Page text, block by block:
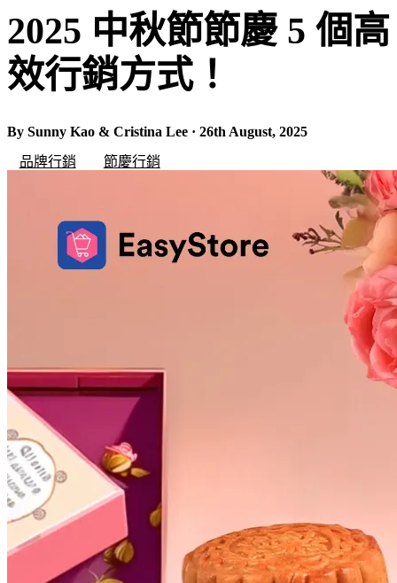
2025 中秋節節慶 5 個高
效行銷方式！
By Sunny Kao & Cristina Lee · 26th August, 2025
品牌行銷
節慶行銷